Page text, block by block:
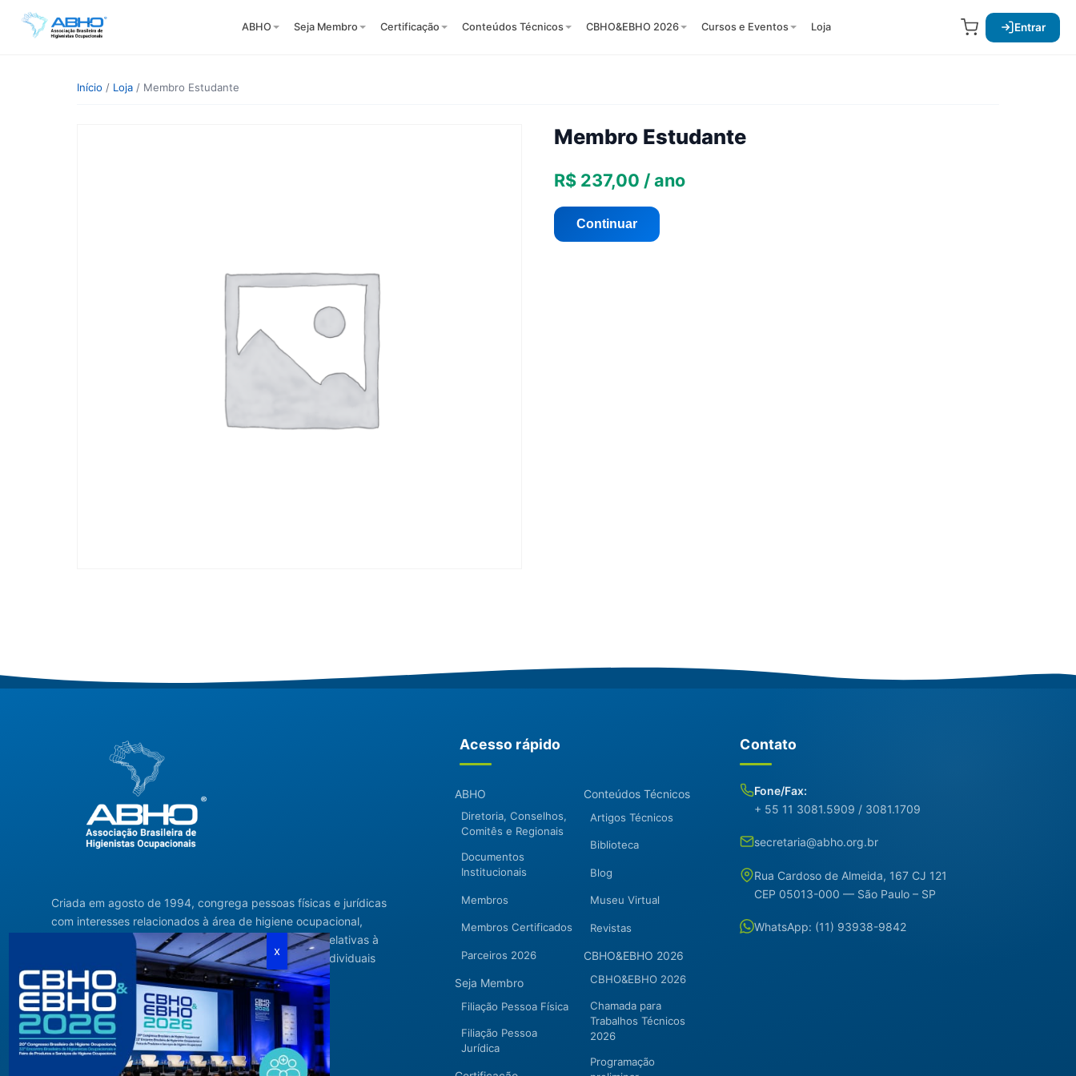
ABHO Seja Membro Certificação Conteúdos Técnicos CBHO&EBHO 2026 Cursos e Eventos Loja Entrar
Início / Loja / Membro Estudante
Membro Estudante
R$ 237,00 / ano
Continuar
Criada em agosto de 1994, congrega pessoas físicas e jurídicas
com interesses relacionados à área de higiene ocupacional,
tendo sido constituída para fins de estudos e ações relativas à
higiene ocupacional e representação de interesses individuais
ou coletivos dos higienistas.
Acompanhe-nos em nossas redes sociais!
Acesso rápido
ABHO
Diretoria, Conselhos,
Comitês e Regionais
Documentos
Institucionais
Membros
Membros Certificados
Parceiros 2026
Seja Membro
Filiação Pessoa Física
Filiação Pessoa
Jurídica
Conteúdos Técnicos
Artigos Técnicos
Biblioteca
Blog
Museu Virtual
Revistas
CBHO&EBHO 2026
CBHO&EBHO 2026
Chamada para
Trabalhos Técnicos
2026
Programação
Contato
Fone/Fax:
+ 55 11 3081.5909 / 3081.1709
secretaria@abho.org.br
Rua Cardoso de Almeida, 167 CJ 121
CEP 05013-000 — São Paulo – SP
WhatsApp: (11) 93938-9842